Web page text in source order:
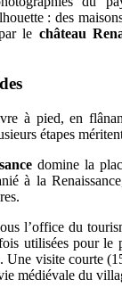
: des
le château
à pied, en
étapes
domine la
à la
l’office du
utilisées pour le
Une visite courte
médiévale du